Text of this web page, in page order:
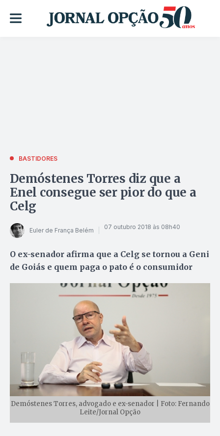
BASTIDORES
Demóstenes Torres diz que a
Enel consegue ser pior do que a
Celg
Euler de França Belém 07 outubro 2018 às 08h40
O ex-senador afirma que a Celg se tornou a Geni
de Goiás e quem paga o pato é o consumidor
Demóstenes Torres, advogado e ex-senador | Foto: Fernando
Leite/Jornal Opção